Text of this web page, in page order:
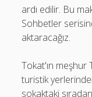
ardı edilir. Bu
Sohbetler
aktaracağız.
Tokat'ın meşhur
turistik
sokaktaki